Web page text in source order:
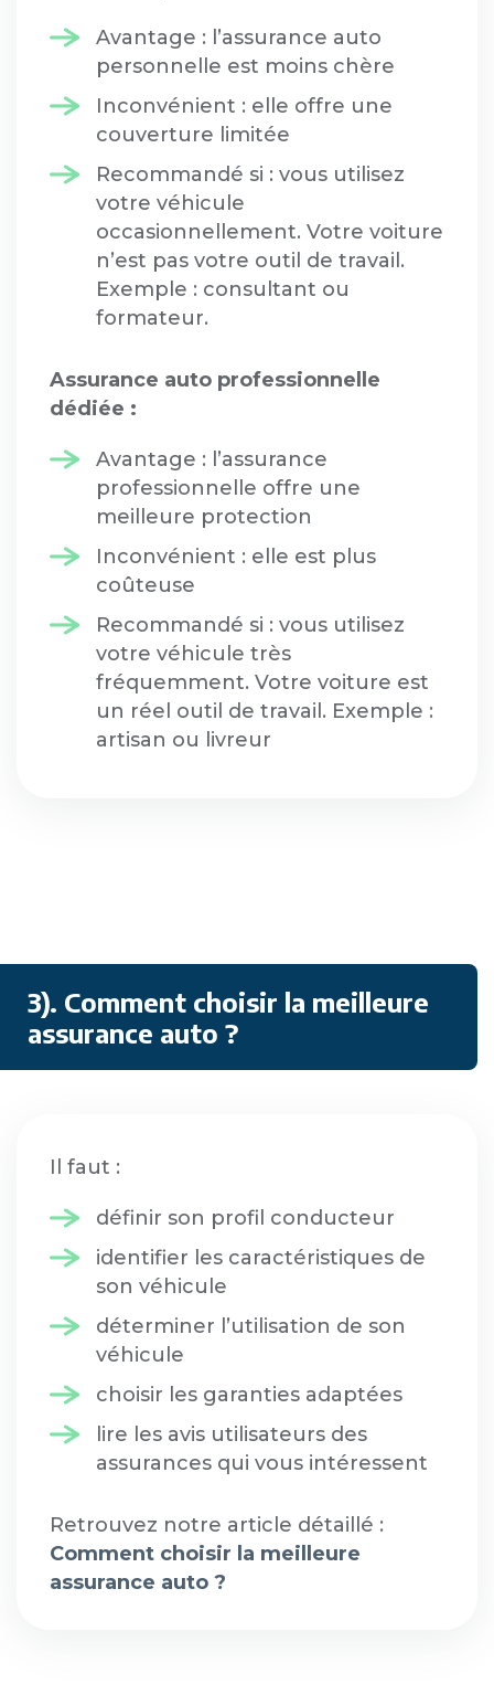
Avantage : l’assurance auto
personnelle est moins chère
Inconvénient : elle offre une
couverture limitée
Recommandé si : vous utilisez
votre véhicule
occasionnellement. Votre voiture
n’est pas votre outil de travail.
Exemple : consultant ou
formateur.
Assurance auto professionnelle
dédiée :
Avantage : l’assurance
professionnelle offre une
meilleure protection
Inconvénient : elle est plus
coûteuse
Recommandé si : vous utilisez
votre véhicule très
fréquemment. Votre voiture est
un réel outil de travail. Exemple :
artisan ou livreur
3). Comment choisir la meilleure
assurance auto ?
Il faut :
définir son profil conducteur
identifier les caractéristiques de
son véhicule
déterminer l’utilisation de son
véhicule
choisir les garanties adaptées
lire les avis utilisateurs des
assurances qui vous intéressent
Retrouvez notre article détaillé :
Comment choisir la meilleure
assurance auto ?